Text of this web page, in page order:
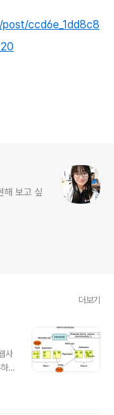
ccd6e_1dd8c8
해 보고 싶
더보기
사